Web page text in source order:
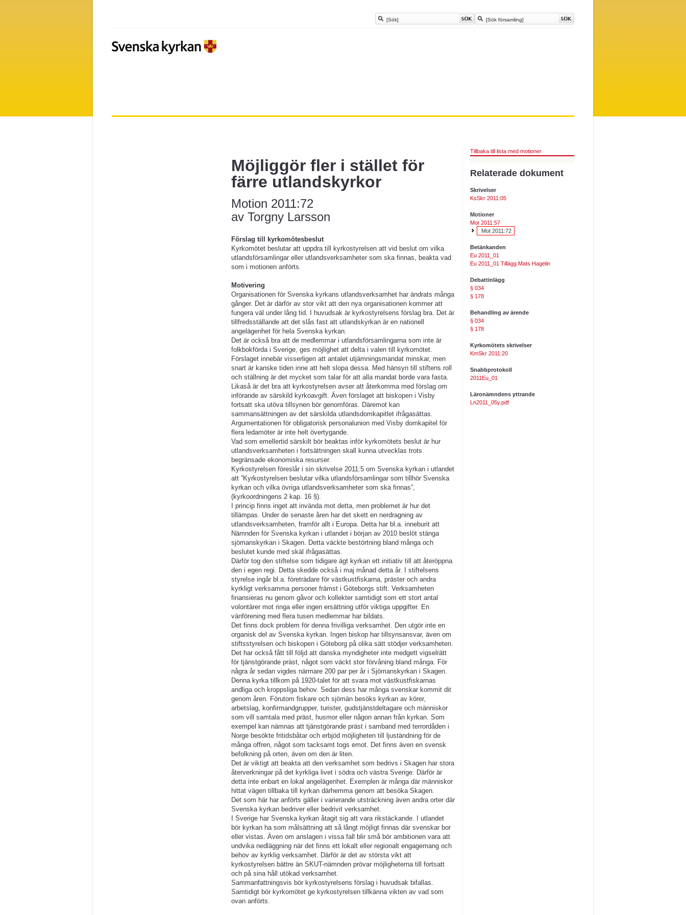
Möjliggör fler i stället för
färre utlandskyrkor
Motion 2011:72
av Torgny Larsson
Förslag till kyrkomötesbeslut
Kyrkomötet beslutar att uppdra till kyrkostyrelsen att vid beslut om vilka
utlandsförsamlingar eller utlandsverksamheter som ska finnas, beakta vad
som i motionen anförts.
Motivering
Organisationen för Svenska kyrkans utlandsverksamhet har ändrats många
gånger. Det är därför av stor vikt att den nya organisationen kommer att
fungera väl under lång tid. I huvudsak är kyrkostyrelsens förslag bra. Det är
tillfredsställande att det slås fast att utlandskyrkan är en nationell
angelägenhet för hela Svenska kyrkan.
Det är också bra att de medlemmar i utlandsförsamlingarna som inte är
folkbokförda i Sverige, ges möjlighet att delta i valen till kyrkomötet.
Förslaget innebär visserligen att antalet utjämningsmandat minskar, men
snart är kanske tiden inne att helt slopa dessa. Med hänsyn till stiftens roll
och ställning är det mycket som talar för att alla mandat borde vara fasta.
Likaså är det bra att kyrkostyrelsen avser att återkomma med förslag om
införande av särskild kyrkoavgift. Även förslaget att biskopen i Visby
fortsatt ska utöva tillsynen bör genomföras. Däremot kan
sammansättningen av det särskilda utlandsdomkapitlet ifrågasättas.
Argumentationen för obligatorisk personalunion med Visby domkapitel för
flera ledamöter är inte helt övertygande.
Vad som emellertid särskilt bör beaktas inför kyrkomötets beslut är hur
utlandsverksamheten i fortsättningen skall kunna utvecklas trots
begränsade ekonomiska resurser.
Kyrkostyrelsen föreslår i sin skrivelse 2011:5 om Svenska kyrkan i utlandet
att ”Kyrkostyrelsen beslutar vilka utlandsförsamlingar som tillhör Svenska
kyrkan och vilka övriga utlandsverksamheter som ska finnas”,
(kyrkoordningens 2 kap. 16 §).
I princip finns inget att invända mot detta, men problemet är hur det
tillämpas. Under de senaste åren har det skett en nerdragning av
utlandsverksamheten, framför allt i Europa. Detta har bl.a. inneburit att
Nämnden för Svenska kyrkan i utlandet i början av 2010 beslöt stänga
sjömanskyrkan i Skagen. Detta väckte bestörtning bland många och
beslutet kunde med skäl ifrågasättas.
Därför tog den stiftelse som tidigare ägt kyrkan ett initiativ till att återöppna
den i egen regi. Detta skedde också i maj månad detta år. I stiftelsens
styrelse ingår bl.a. företrädare för västkustfiskarna, präster och andra
kyrkligt verksamma personer främst i Göteborgs stift. Verksamheten
finansieras nu genom gåvor och kollekter samtidigt som ett stort antal
volontärer mot ringa eller ingen ersättning utför viktiga uppgifter. En
vänförening med flera tusen medlemmar har bildats.
Det finns dock problem för denna frivilliga verksamhet. Den utgör inte en
organisk del av Svenska kyrkan. Ingen biskop har tillsynsansvar, även om
stiftsstyrelsen och biskopen i Göteborg på olika sätt stödjer verksamheten.
Det har också fått till följd att danska myndigheter inte medgett vigselrätt
för tjänstgörande präst, något som väckt stor förvåning bland många. För
några år sedan vigdes närmare 200 par per år i Sjömanskyrkan i Skagen.
Denna kyrka tillkom på 1920-talet för att svara mot västkustfiskarnas
andliga och kroppsliga behov. Sedan dess har många svenskar kommit dit
genom åren. Förutom fiskare och sjömän besöks kyrkan av körer,
arbetslag, konfirmandgrupper, turister, gudstjänstdeltagare och människor
som vill samtala med präst, husmor eller någon annan från kyrkan. Som
exempel kan nämnas att tjänstgörande präst i samband med terrordåden i
Norge besökte fritidsbåtar och erbjöd möjligheten till ljuständning för de
många offren, något som tacksamt togs emot. Det finns även en svensk
befolkning på orten, även om den är liten.
Det är viktigt att beakta att den verksamhet som bedrivs i Skagen har stora
återverkningar på det kyrkliga livet i södra och västra Sverige. Därför är
detta inte enbart en lokal angelägenhet. Exemplen är många där människor
hittat vägen tillbaka till kyrkan därhemma genom att besöka Skagen.
Det som här har anförts gäller i varierande utsträckning även andra orter där
Svenska kyrkan bedriver eller bedrivit verksamhet.
I Sverige har Svenska kyrkan åtagit sig att vara rikstäckande. I utlandet
bör kyrkan ha som målsättning att så långt möjligt finnas där svenskar bor
eller vistas. Även om anslagen i vissa fall blir små bör ambitionen vara att
undvika nedläggning när det finns ett lokalt eller regionalt engagemang och
behov av kyrklig verksamhet. Därför är det av största vikt att
kyrkostyrelsen bättre än SKUT-nämnden prövar möjligheterna till fortsatt
och på sina håll utökad verksamhet.
Sammanfattningsvis bör kyrkostyrelsens förslag i huvudsak bifallas.
Samtidigt bör kyrkomötet ge kyrkostyrelsen tillkänna vikten av vad som
ovan anförts.
Tillbaka till lista med motioner
Relaterade dokument
Skrivelser
KsSkr 2011:05
Motioner
Mot 2011:57
Mot 2011:72
Betänkanden
Eu 2011_01
Eu 2011_01 Tillägg Mats Hagelin
Debattinlägg
§ 034
§ 178
Behandling av ärende
§ 034
§ 178
Kyrkomötets skrivelser
KmSkr 2011:20
Snabbprotokoll
2011Eu_01
Läronämndens yttrande
Ln2011_05y.pdf